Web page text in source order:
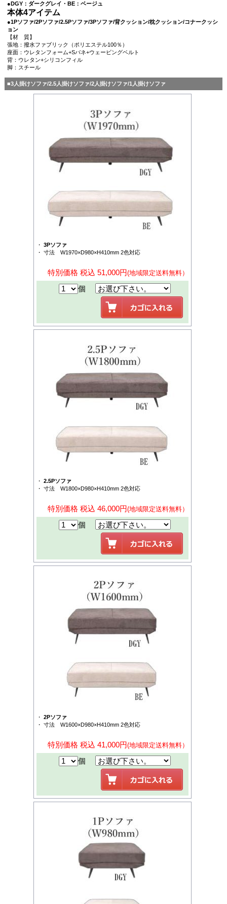
●DGY：ダークグレイ・BE：ベージュ
本体4アイテム
●1Pソファ/2Pソファ/2.5Pソファ/3Pソファ/背クッション/枕クッション/コナークッシ
ョン
【材 質】
張地：撥水ファブリック（ポリエステル100％）
座面：ウレタンフォーム+Sバネ+ウェービングベルト
背：ウレタン+シリコンフィル
脚：スチール
■3人掛けソファ/2.5人掛けソファ/2人掛けソファ/1人掛けソファ
・3Pソファ
・ 寸法 W1970×D980×H410mm 2色対応
特別価格 税込 51,000円(地域限定送料無料）
個
・2.5Pソファ
・ 寸法 W1800×D980×H410mm 2色対応
特別価格 税込 46,000円(地域限定送料無料）
個
・2Pソファ
・ 寸法 W1600×D980×H410mm 2色対応
特別価格 税込 41,000円(地域限定送料無料）
個